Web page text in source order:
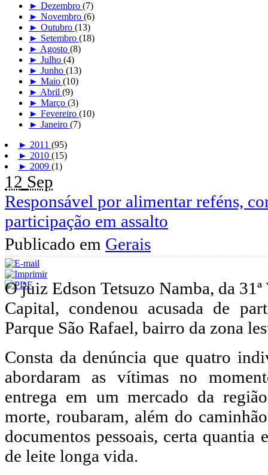
► Dezembro (7)
► Novembro (6)
► Outubro (13)
► Setembro (18)
► Agosto (8)
► Julho (4)
► Junho (13)
► Maio (10)
► Abril (9)
► Março (3)
► Fevereiro (10)
► Janeiro (7)
► 2011 (95)
► 2010 (15)
► 2009 (1)
12 Sep
Responsável por alimentar reféns,
participação em assalto
Publicado em Gerais
O juiz Edson Tetsuzo Namba, da
Capital, condenou acusada de
Parque São Rafael, bairro da zona
Consta da denúncia que quatro
abordaram as vítimas no
entrega em um mercado da
morte, roubaram, além do
documentos pessoais, certa quantia
de leite longa vida.